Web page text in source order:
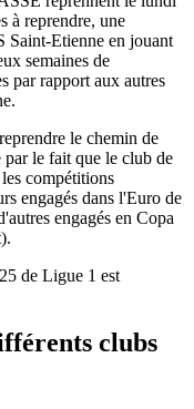
à reprendre, une
Saint-Etienne en jouant
semaines de
par rapport aux autres
le chemin de
le fait que le club de
compétitions
engagés dans l'Euro de
engagés en Copa
de Ligue 1 est
clubs